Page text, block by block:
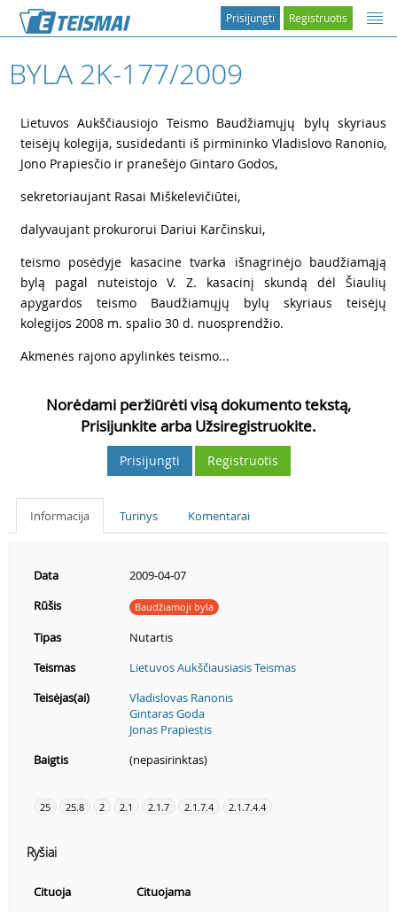
Registruotis
Prisijungti
BYLA 2K-177/2009
Lietuvos Aukščiausiojo Teismo Baudžiamųjų bylų skyriaus
teisėjų kolegija, susidedanti iš pirmininko Vladislovo Ranonio,
Jono Prapiesčio ir pranešėjo Gintaro Godos,
sekretoriaujant Rasai Miškelevičiūtei,
dalyvaujant prokurorui Dariui Karčinskui,
teismo posėdyje kasacine tvarka išnagrinėjo baudžiamąją
bylą pagal nuteistojo V. Z. kasacinį skundą dėl Šiaulių
apygardos teismo Baudžiamųjų bylų skyriaus teisėjų
kolegijos 2008 m. spalio 30 d. nuosprendžio.
Akmenės rajono apylinkės teismo...
Norėdami peržiūrėti visą dokumento tekstą,
Prisijunkite arba Užsiregistruokite.
Prisijungti Registruotis
Informacija Turinys Komentarai
Data
2009-04-07
Rūšis
Baudžiamoji byla
Tipas
Nutartis
Teismas
Lietuvos Aukščiausiasis Teismas
Teisėjas(ai)
Vladislovas Ranonis
Gintaras Goda
Jonas Prapiestis
Baigtis
(nepasirinktas)
25 25.8 2 2.1 2.1.7 2.1.7.4 2.1.7.4.4
Ryšiai
Cituoja
Cituojama